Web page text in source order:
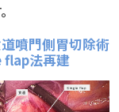
噴門側胃切除術
flap法再建